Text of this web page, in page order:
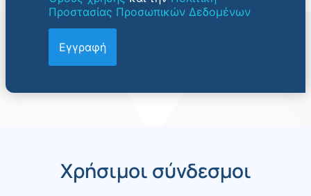
Προστασίας Προσωπικών Δεδομένων
Χρήσιμοι σύνδεσμοι